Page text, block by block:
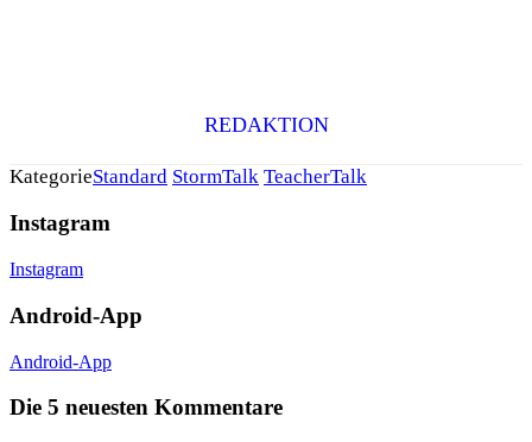
REDAKTION
KategorieStandard StormTalk TeacherTalk
Instagram
Instagram
Android-App
Android-App
Die 5 neuesten Kommentare